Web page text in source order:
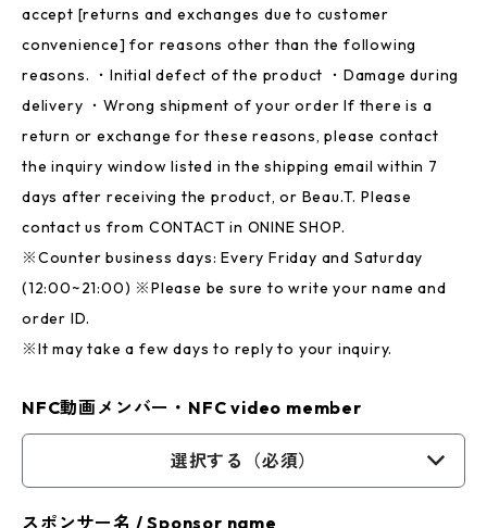
accept [returns and exchanges due to customer
convenience] for reasons other than the following
reasons. ・Initial defect of the product ・Damage during
delivery ・Wrong shipment of your order If there is a
return or exchange for these reasons, please contact
the inquiry window listed in the shipping email within 7
days after receiving the product, or Beau.T. Please
contact us from CONTACT in ONINE SHOP.
※Counter business days: Every Friday and Saturday
(12:00~21:00) ※Please be sure to write your name and
order ID.
※It may take a few days to reply to your inquiry.
NFC動画メンバー・NFC video member
選択する（必須）
スポンサー名 / Sponsor name